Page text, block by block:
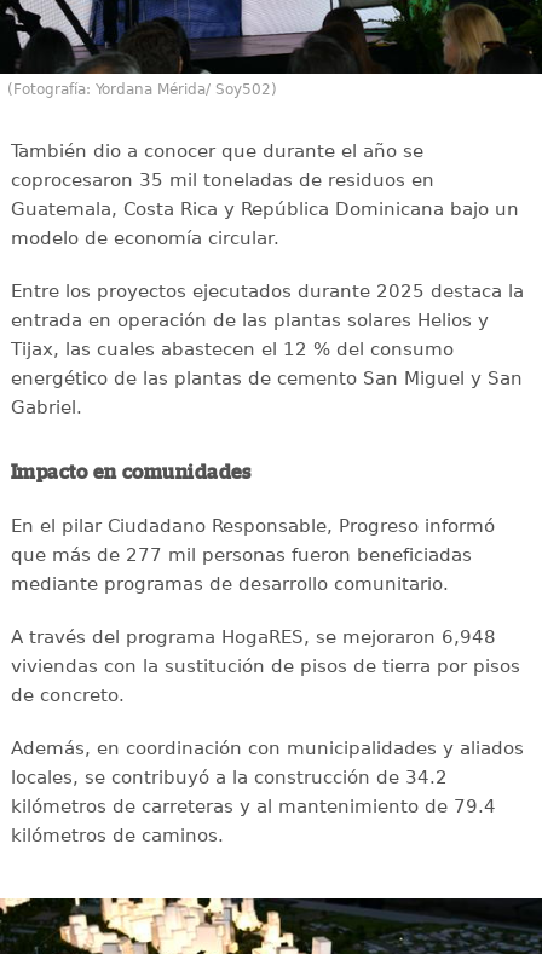
(Fotografía: Yordana Mérida/ Soy502)
También dio a conocer que durante el año se
coprocesaron 35 mil toneladas de residuos en
Guatemala, Costa Rica y República Dominicana bajo un
modelo de economía circular.
Entre los proyectos ejecutados durante 2025 destaca la
entrada en operación de las plantas solares Helios y
Tijax, las cuales abastecen el 12 % del consumo
energético de las plantas de cemento San Miguel y San
Gabriel.
Impacto en comunidades
En el pilar Ciudadano Responsable, Progreso informó
que más de 277 mil personas fueron beneficiadas
mediante programas de desarrollo comunitario.
A través del programa HogaRES, se mejoraron 6,948
viviendas con la sustitución de pisos de tierra por pisos
de concreto.
Además, en coordinación con municipalidades y aliados
locales, se contribuyó a la construcción de 34.2
kilómetros de carreteras y al mantenimiento de 79.4
kilómetros de caminos.